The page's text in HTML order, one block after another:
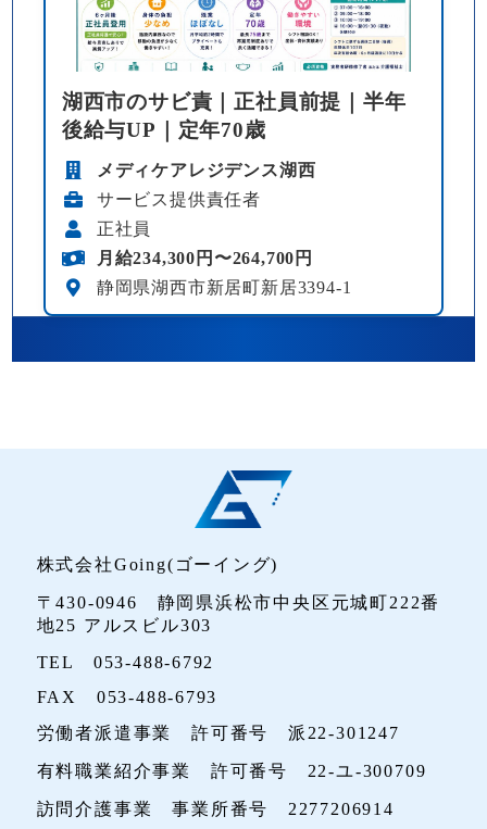
湖西市のサビ責｜正社員前提｜半年
後給与UP｜定年70歳
メディケアレジデンス湖西
サービス提供責任者
正社員
月給234,300円〜264,700円
静岡県湖西市新居町新居3394-1
株式会社Going(ゴーイング)
〒430-0946 静岡県浜松市中央区元城町222番
地25 アルスビル303
TEL 053-488-6792
FAX 053-488-6793
労働者派遣事業 許可番号 派22-301247
有料職業紹介事業 許可番号 22-ユ-300709
訪問介護事業 事業所番号 2277206914